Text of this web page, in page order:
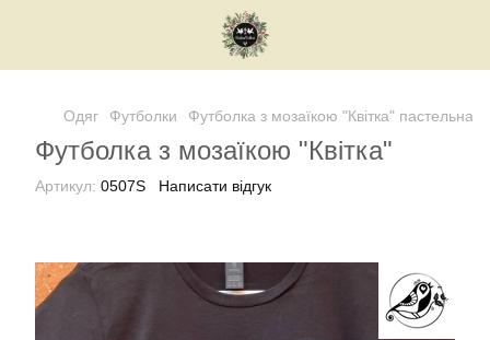
Одяг Футболки Футболка з мозаїкою "Квітка" пастельна
Футболка з мозаїкою "Квітка"
Артикул: 0507S Написати відгук